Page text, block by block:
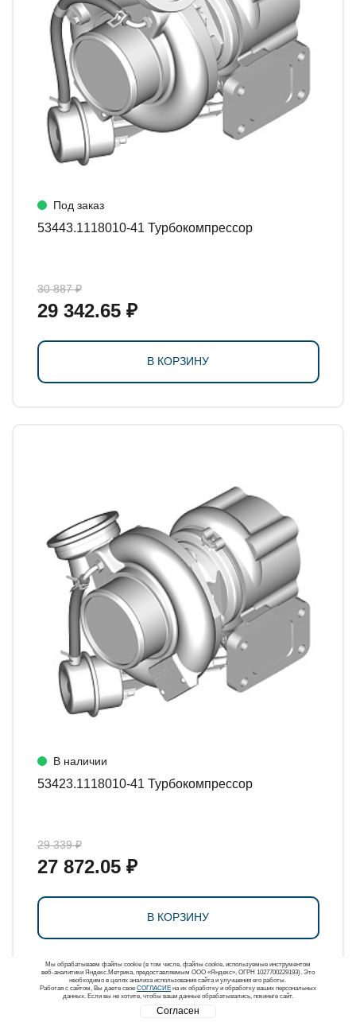
Под заказ
53443.1118010-41 Турбокомпрессор
30 887 ₽
29 342.65 ₽
В КОРЗИНУ
В наличии
53423.1118010-41 Турбокомпрессор
29 339 ₽
27 872.05 ₽
В КОРЗИНУ
Мы обрабатываем файлы cookie (в том числе, файлы cookie, используемые инструментом
веб-аналитики Яндекс.Метрика, предоставляемым ООО «Яндекс», ОГРН 1027700229193). Это
необходимо в целях анализа использования сайта и улучшения его работы.
Работая с сайтом, Вы даете свое СОГЛАСИЕна их обработку и обработку ваших персональных
данных. Если вы не хотите, чтобы ваши данные обрабатывались, покиньте сайт.